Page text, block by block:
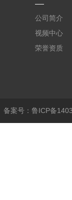
公司简介
视频中心
荣誉资质
备案号：鲁ICP备